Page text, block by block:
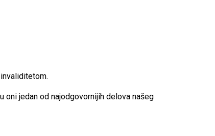
oni jedan od najodgovornijih delova našeg